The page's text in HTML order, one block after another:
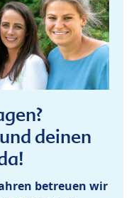
deinen
betreuen wir